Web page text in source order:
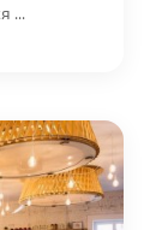
...